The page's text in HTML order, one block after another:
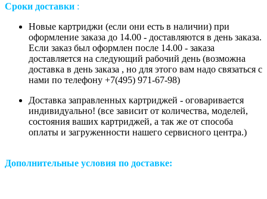
Сроки доставки :
Новые картриджи (если они есть в наличии) при
оформление заказа до 14.00 - доставляются в день заказа.
Если заказ был оформлен после 14.00 - заказа
доставляется на следующий рабочий день (возможна
доставка в день заказа , но для этого вам надо связаться с
нами по телефону +7(495) 971-67-98)
Доставка заправленных картриджей - оговаривается
индивидуально! (все зависит от количества, моделей,
состояния ваших картриджей, а так же от способа
оплаты и загруженности нашего сервисного центра.)
Дополнительные условия по доставке: